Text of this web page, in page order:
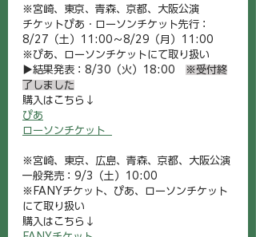
※宮崎、東京、青森、京都、大阪公演
チケットぴあ・ローソンチケット先行：
8/27（土）11:00～8/29（月）11:00
※ぴあ、ローソンチケットにて取り扱い
▶︎結果発表：8/30（火）18:00 ※受付終
了しました
購入はこちら↓
ぴあ
ローソンチケット
※宮崎、東京、広島、青森、京都、大阪公演
一般発売：9/3（土）10:00
※FANYチケット、ぴあ、ローソンチケット
にて取り扱い
購入はこちら↓